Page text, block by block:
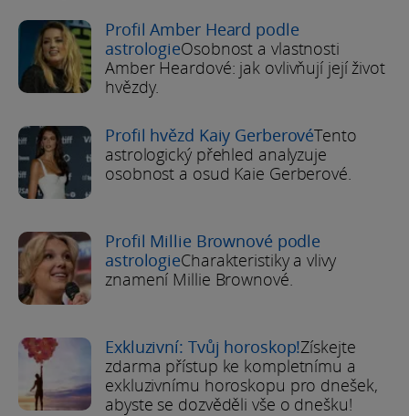
Profil Amber Heard podle
astrologieOsobnost a vlastnosti
Amber Heardové: jak ovlivňují její život
hvězdy.
Profil hvězd Kaiy GerberovéTento
astrologický přehled analyzuje
osobnost a osud Kaie Gerberové.
Profil Millie Brownové podle
astrologieCharakteristiky a vlivy
znamení Millie Brownové.
Exkluzivní: Tvůj horoskop!Získejte
zdarma přístup ke kompletnímu a
exkluzivnímu horoskopu pro dnešek,
abyste se dozvěděli vše o dnešku!